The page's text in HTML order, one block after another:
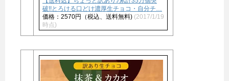
破!!とろける口どけ濃厚生チョコ・自分チ…
価格：2570円（税込、送料無料) (2017/1/19
時点)